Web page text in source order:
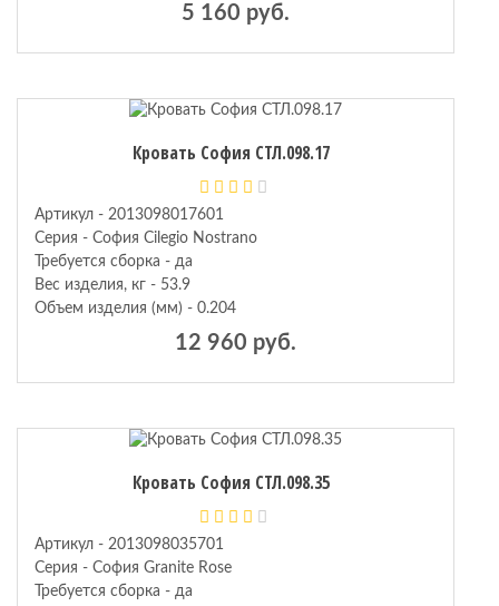
5 160 руб.
Кровать София СТЛ.098.17
Артикул - 2013098017601
Серия - София Cilegio Nostrano
Требуется сборка - да
Вес изделия, кг - 53.9
Объем изделия (мм) - 0.204
12 960 руб.
Кровать София СТЛ.098.35
Артикул - 2013098035701
Серия - София Granite Rose
Требуется сборка - да